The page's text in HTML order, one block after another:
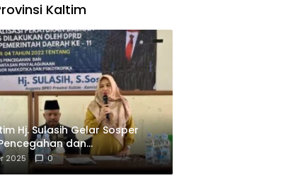
Kaltim
Hj. Sulasih Gelar Sosper
dan
NAPZA
2025 0